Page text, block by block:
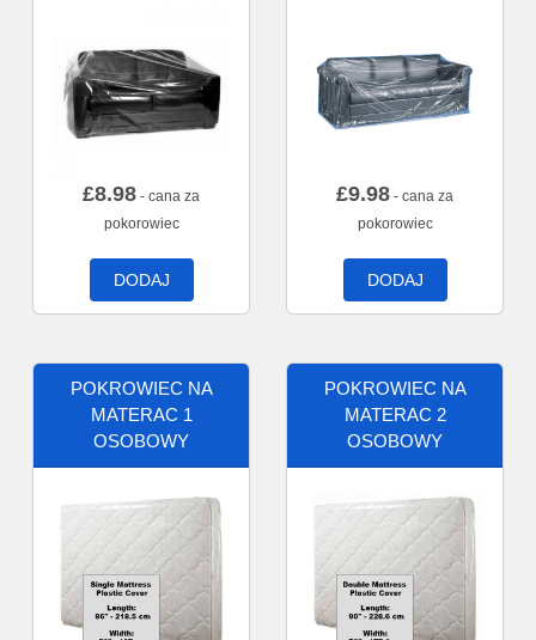
£8.98 - cana za
pokorowiec
DODAJ
£9.98 - cana za
pokorowiec
DODAJ
POKROWIEC NA
MATERAC 1
OSOBOWY
POKROWIEC NA
MATERAC 2
OSOBOWY